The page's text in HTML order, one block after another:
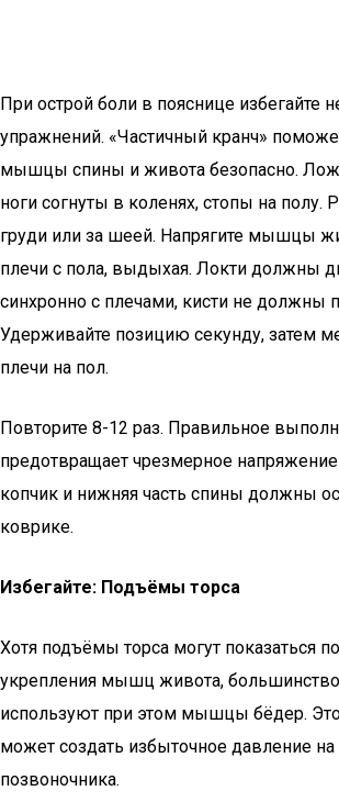
При острой боли в пояснице избегайте
упражнений. «Частичный кранч»
мышцы спины и живота безопасно.
ноги согнуты в коленях, стопы на полу.
груди или за шеей. Напрягите мышцы
плечи с пола, выдыхая. Локти должны
синхронно с плечами, кисти не должны
Удерживайте позицию секунду, затем
плечи на пол.
Повторите 8-12 раз. Правильное
предотвращает чрезмерное
копчик и нижняя часть спины должны
коврике.
Избегайте: Подъёмы торса
Хотя подъёмы торса могут показаться
укрепления мышц живота,
используют при этом мышцы бёдер.
может создать избыточное давление на
позвоночника.